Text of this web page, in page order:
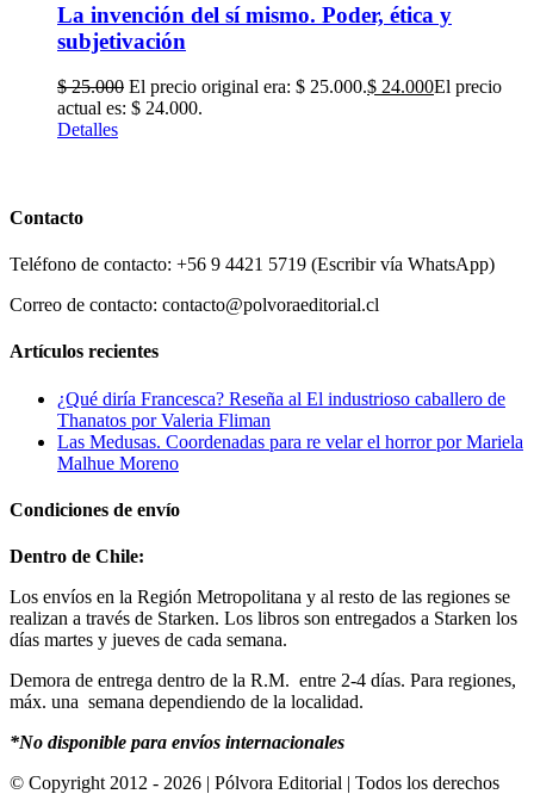
La invención del sí mismo. Poder, ética y
subjetivación
$25.000 El precio original era: $ 25.000.$ 24.000El precio
actual es: $ 24.000.
Detalles
Contacto
Teléfono de contacto: +56 9 4421 5719 (Escribir vía WhatsApp)
Correo de contacto: contacto@polvoraeditorial.cl
Artículos recientes
¿Qué diría Francesca? Reseña al El industrioso caballero de
Thanatos por Valeria Fliman
Las Medusas. Coordenadas para re velar el horror por Mariela
Malhue Moreno
Condiciones de envío
Dentro de Chile:
Los envíos en la Región Metropolitana y al resto de las regiones se
realizan a través de Starken. Los libros son entregados a Starken los
días martes y jueves de cada semana.
Demora de entrega dentro de la R.M. entre 2-4 días. Para regiones,
máx. una semana dependiendo de la localidad.
*No disponible para envíos internacionales
© Copyright 2012 - 2026 | Pólvora Editorial | Todos los derechos